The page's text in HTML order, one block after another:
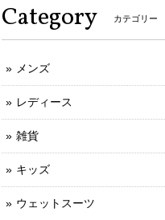
Category カテゴリー
メンズ
レディース
雑貨
キッズ
ウェットスーツ